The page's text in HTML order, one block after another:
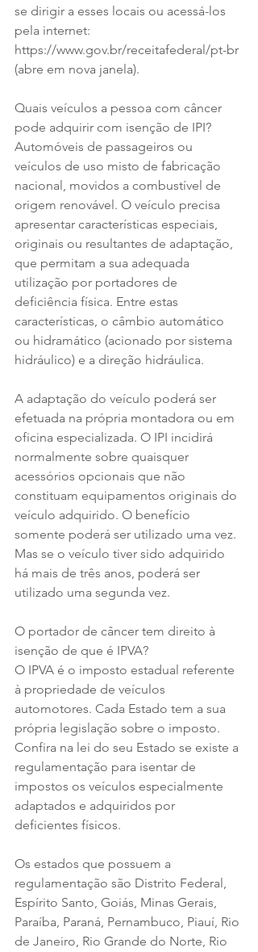
se dirigir a esses locais ou acessá-los
pela internet:
https://www.gov.br/receitafederal/pt-br
(abre em nova janela).
Quais veículos a pessoa com câncer
pode adquirir com isenção de IPI?
Automóveis de passageiros ou
veículos de uso misto de fabricação
nacional, movidos a combustível de
origem renovável. O veículo precisa
apresentar características especiais,
originais ou resultantes de adaptação,
que permitam a sua adequada
utilização por portadores de
deficiência física. Entre estas
características, o câmbio automático
ou hidramático (acionado por sistema
hidráulico) e a direção hidráulica.
A adaptação do veículo poderá ser
efetuada na própria montadora ou em
oficina especializada. O IPI incidirá
normalmente sobre quaisquer
acessórios opcionais que não
constituam equipamentos originais do
veículo adquirido. O benefício
somente poderá ser utilizado uma vez.
Mas se o veículo tiver sido adquirido
há mais de três anos, poderá ser
utilizado uma segunda vez.
O portador de câncer tem direito à
isenção de que é IPVA?
O IPVA é o imposto estadual referente
à propriedade de veículos
automotores. Cada Estado tem a sua
própria legislação sobre o imposto.
Confira na lei do seu Estado se existe a
regulamentação para isentar de
impostos os veículos especialmente
adaptados e adquiridos por
deficientes físicos.
Os estados que possuem a
regulamentação são Distrito Federal,
Espírito Santo, Goiás, Minas Gerais,
Paraíba, Paraná, Pernambuco, Piauí, Rio
de Janeiro, Rio Grande do Norte, Rio